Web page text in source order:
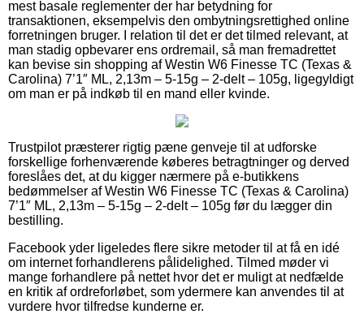
mest basale reglementer der har betydning for
transaktionen, eksempelvis den ombytningsrettighed online
forretningen bruger. I relation til det er det tilmed relevant, at
man stadig opbevarer ens ordremail, så man fremadrettet
kan bevise sin shopping af Westin W6 Finesse TC (Texas &
Carolina) 7’1″ ML, 2,13m – 5-15g – 2-delt – 105g, ligegyldigt
om man er på indkøb til en mand eller kvinde.
Trustpilot præsterer rigtig pæne genveje til at udforske
forskellige forhenværende køberes betragtninger og derved
foreslåes det, at du kigger nærmere på e-butikkens
bedømmelser af Westin W6 Finesse TC (Texas & Carolina)
7’1″ ML, 2,13m – 5-15g – 2-delt – 105g før du lægger din
bestilling.
Facebook yder ligeledes flere sikre metoder til at få en idé
om internet forhandlerens pålidelighed. Tilmed møder vi
mange forhandlere på nettet hvor det er muligt at nedfælde
en kritik af ordreforløbet, som ydermere kan anvendes til at
vurdere hvor tilfredse kunderne er.